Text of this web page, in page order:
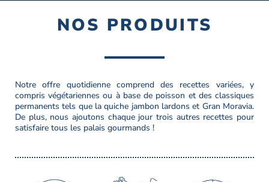
NOS PRODUITS
Notre offre quotidienne comprend des recettes variées, y
compris végétariennes ou à base de poisson et des classiques
permanents tels que la quiche jambon lardons et Gran Moravia.
De plus, nous ajoutons chaque jour trois autres recettes pour
satisfaire tous les palais gourmands !